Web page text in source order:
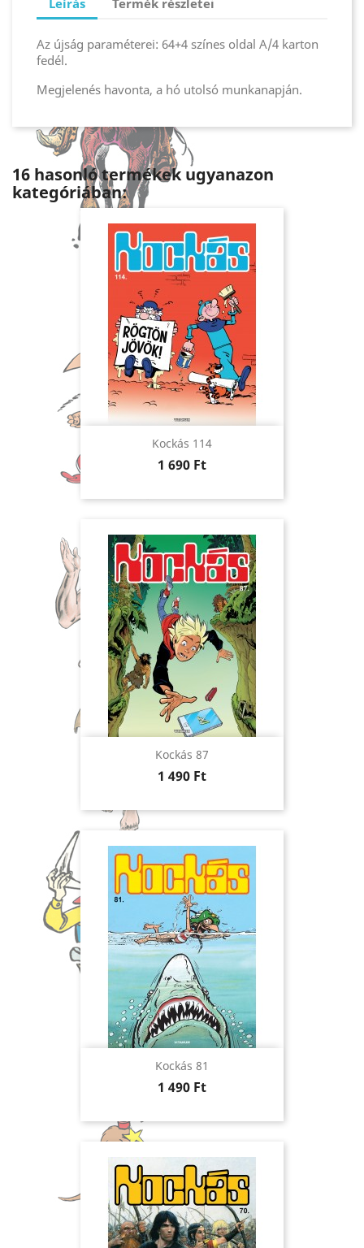
Az újság paraméterei: 64+4 színes oldal A/4 karton
fedél.
Megjelenés havonta, a hó utolsó munkanapján.
16 hasonló termékek ugyanazon
kategóriában:
Kockás 114
Ár
1 690 Ft
Kockás 87
Ár
1 490 Ft
Kockás 81
Ár
1 490 Ft